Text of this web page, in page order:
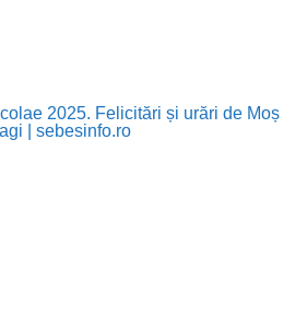
2025. Felicitări și urări de Moș
| sebesinfo.ro